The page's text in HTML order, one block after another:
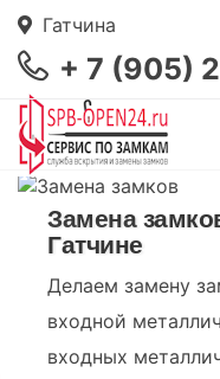
Гатчина
+ 7 (905)
Замена
Гатчине
Делаем замену
входной
входных